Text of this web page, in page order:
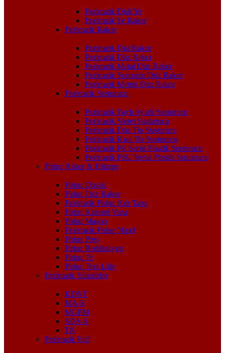
Pnömatik Dişli Ye
Pnömatik Ye Rakor
Pnömatik Rakor
Pnömatik Dişi Rakor
Pnömatik Düz Rakor
Pnömatik Metal Düz Rakor
Pnömatik Somunlu Düz Rakor
Pnömatik Metrik Düz Rakor
Pnömatik Susturucu
Pnömatik Yaylı Ayarlı Susturucu
Pnömatik Sinter Susturucu
Pnömatik Düz Tip Susturucu
Pnömatik Kısa Tip Susturucu
Pnömatik Psl Serisi Plastik Susturucu
Pnömatik PSU Serisi Plastik Susturucu
Pirinç Rakor & Fittings
Pirinç Dirsek
Pirinç Düz Rakor
Pnömatik Pirinç Kör Tapa
Pirinç Küresel Vana
Pirinç Maşon
Pnömatik Pirinç Nipel
Pirinç Pres
Pirinç Redüksiyon
Pirinç Te
Pirinç Ters Lüle
Pnömatik Silindirler
KDNT
MA-S
MGPM
SDA-S
TN
Pnömatik Valf